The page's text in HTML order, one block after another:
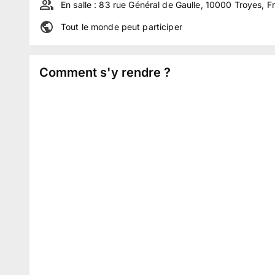
En salle :83 rue Général de Gaulle, 10000 Troyes,
Tout le monde peut participer
Comment s'y rendre ?